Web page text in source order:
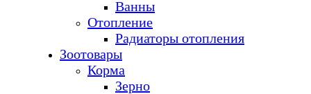
Ванны
Отопление
Радиаторы отопления
Зоотовары
Корма
Зерно